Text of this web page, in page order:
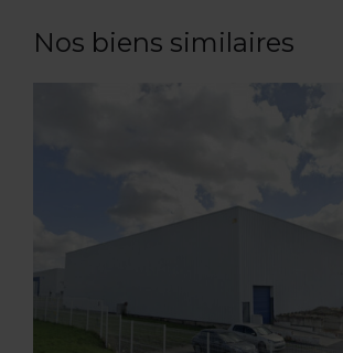
Nos biens similaires